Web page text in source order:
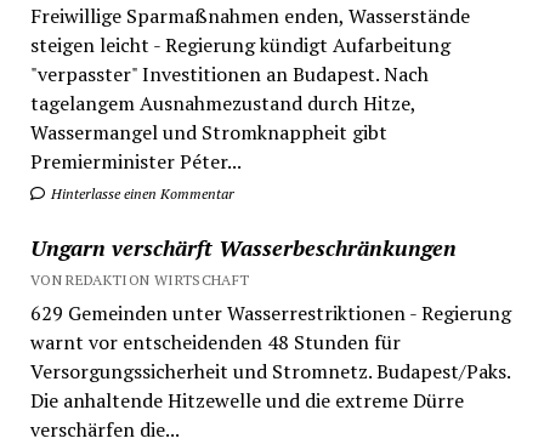
Freiwillige Sparmaßnahmen enden, Wasserstände
steigen leicht - Regierung kündigt Aufarbeitung
"verpasster" Investitionen an Budapest. Nach
tagelangem Ausnahmezustand durch Hitze,
Wassermangel und Stromknappheit gibt
Premierminister Péter...
Hinterlasse einen Kommentar
Ungarn verschärft Wasserbeschränkungen
VON REDAKTION WIRTSCHAFT
629 Gemeinden unter Wasserrestriktionen - Regierung
warnt vor entscheidenden 48 Stunden für
Versorgungssicherheit und Stromnetz. Budapest/Paks.
Die anhaltende Hitzewelle und die extreme Dürre
verschärfen die...